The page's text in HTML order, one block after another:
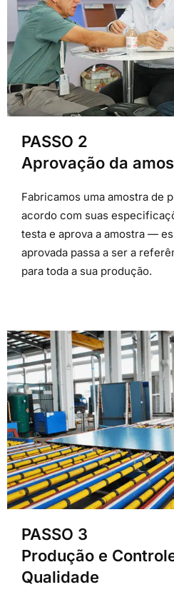
PASSO 2
Aprovação da
Fabricamos uma amostra de
acordo com suas
testa e aprova a amostra —
aprovada passa a ser a
para toda a sua produção.
PASSO 3
Produção e
Qualidade